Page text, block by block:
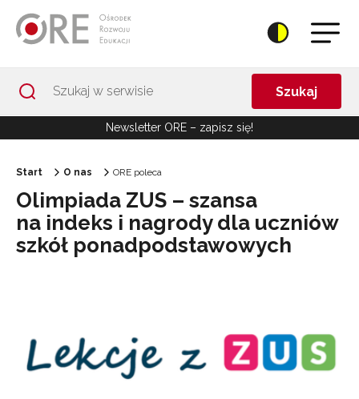
Szukaj
Newsletter ORE – zapisz się!
Start O nas ORE poleca
Olimpiada ZUS – szansa
na indeks i nagrody dla uczniów
szkół ponadpodstawowych